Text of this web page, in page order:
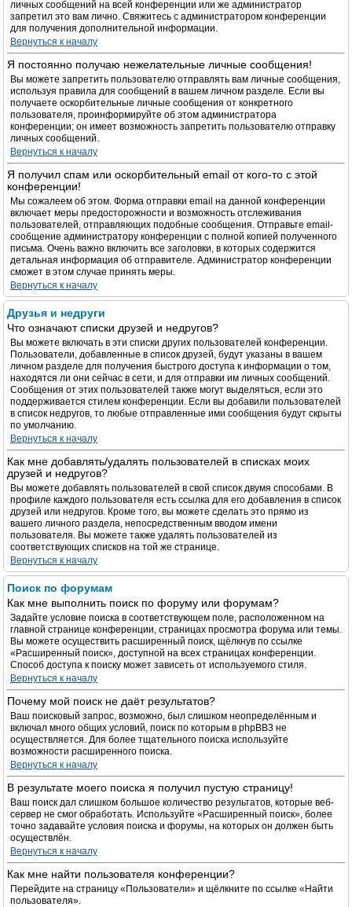
личных сообщений на всей конференции или же администратор
запретил это вам лично. Свяжитесь с администратором конференции
для получения дополнительной информации.
Вернуться к началу
Я постоянно получаю нежелательные личные сообщения!
Вы можете запретить пользователю отправлять вам личные сообщения,
используя правила для сообщений в вашем личном разделе. Если вы
получаете оскорбительные личные сообщения от конкретного
пользователя, проинформируйте об этом администратора
конференции; он имеет возможность запретить пользователю отправку
личных сообщений.
Вернуться к началу
Я получил спам или оскорбительный email от кого-то с этой
конференции!
Мы сожалеем об этом. Форма отправки email на данной конференции
включает меры предосторожности и возможность отслеживания
пользователей, отправляющих подобные сообщения. Отправьте email-
сообщение администратору конференции с полной копией полученного
письма. Очень важно включить все заголовки, в которых содержится
детальная информация об отправителе. Администратор конференции
сможет в этом случае принять меры.
Вернуться к началу
Друзья и недруги
Что означают списки друзей и недругов?
Вы можете включать в эти списки других пользователей конференции.
Пользователи, добавленные в список друзей, будут указаны в вашем
личном разделе для получения быстрого доступа к информации о том,
находятся ли они сейчас в сети, и для отправки им личных сообщений.
Сообщения от этих пользователей также могут выделяться, если это
поддерживается стилем конференции. Если вы добавили пользователей
в список недругов, то любые отправленные ими сообщения будут скрыты
по умолчанию.
Вернуться к началу
Как мне добавлять/удалять пользователей в списках моих
друзей и недругов?
Вы можете добавлять пользователей в свой список двумя способами. В
профиле каждого пользователя есть ссылка для его добавления в список
друзей или недругов. Кроме того, вы можете сделать это прямо из
вашего личного раздела, непосредственным вводом имени
пользователя. Вы можете также удалять пользователей из
соответствующих списков на той же странице.
Вернуться к началу
Поиск по форумам
Как мне выполнить поиск по форуму или форумам?
Задайте условие поиска в соответствующем поле, расположенном на
главной странице конференции, страницах просмотра форума или темы.
Вы можете осуществить расширенный поиск, щёлкнув по ссылке
«Расширенный поиск», доступной на всех страницах конференции.
Способ доступа к поиску может зависеть от используемого стиля.
Вернуться к началу
Почему мой поиск не даёт результатов?
Ваш поисковый запрос, возможно, был слишком неопределённым и
включал много общих условий, поиск по которым в phpBB3 не
осуществляется. Для более тщательного поиска используйте
возможности расширенного поиска.
Вернуться к началу
В результате моего поиска я получил пустую страницу!
Ваш поиск дал слишком большое количество результатов, которые веб-
сервер не смог обработать. Используйте «Расширенный поиск», более
точно задавайте условия поиска и форумы, на которых он должен быть
осуществлён.
Вернуться к началу
Как мне найти пользователя конференции?
Перейдите на страницу «Пользователи» и щёлкните по ссылке «Найти
пользователя».